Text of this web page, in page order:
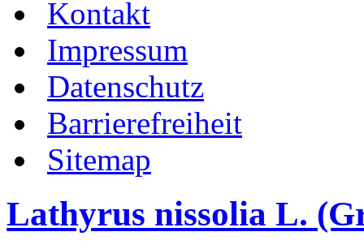
Kontakt
Impressum
Datenschutz
Barrierefreiheit
Sitemap
Lathyrus nissolia L.